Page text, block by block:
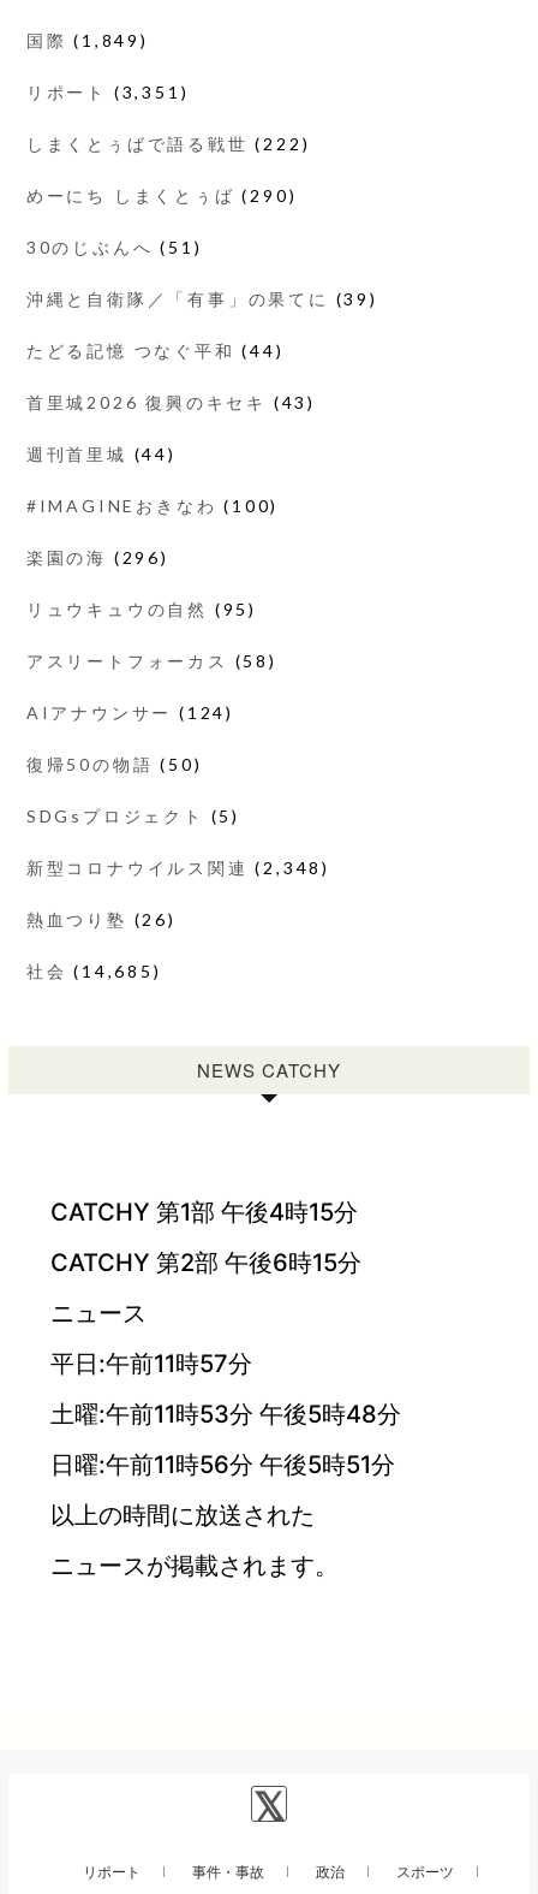
国際 (1,849)
リポート (3,351)
しまくとぅばで語る戦世 (222)
めーにち しまくとぅば (290)
30のじぶんへ (51)
沖縄と自衛隊／「有事」の果てに (39)
たどる記憶 つなぐ平和 (44)
首里城2026 復興のキセキ (43)
週刊首里城 (44)
#IMAGINEおきなわ (100)
楽園の海 (296)
リュウキュウの自然 (95)
アスリートフォーカス (58)
AIアナウンサー (124)
復帰50の物語 (50)
SDGsプロジェクト (5)
新型コロナウイルス関連 (2,348)
熱血つり塾 (26)
社会 (14,685)
NEWS CATCHY
CATCHY 第1部 午後4時15分
CATCHY 第2部 午後6時15分
ニュース
平日:午前11時57分
土曜:午前11時53分 午後5時48分
日曜:午前11時56分 午後5時51分
以上の時間に放送された
ニュースが掲載されます。
リポート 事件・事故 政治 スポーツ